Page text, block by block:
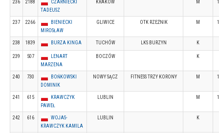
236 2188
CZARNIECKI
TADEUSZ
KRAKÓW M
237 2266
BIENIECKI
MIROSŁAW
GLIWICE OTK RZEŹNIK M
238 1839 BURZA KINGA TUCHÓW LKS BURZYN K
239 507
LENART
MARZENA
BOCZÓW K
240 730
BOŃKOWSKI
DOMINIK
NOWY SĄCZ FITNESS TRZY KORONY M
241 615
KRAWCZYK
PAWEŁ
LUBLIN M
242 616
WOJAS-
KRAWCZYK KAMILA
LUBLIN K